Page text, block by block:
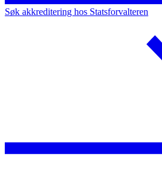
Søk akkreditering hos Statsforvalteren